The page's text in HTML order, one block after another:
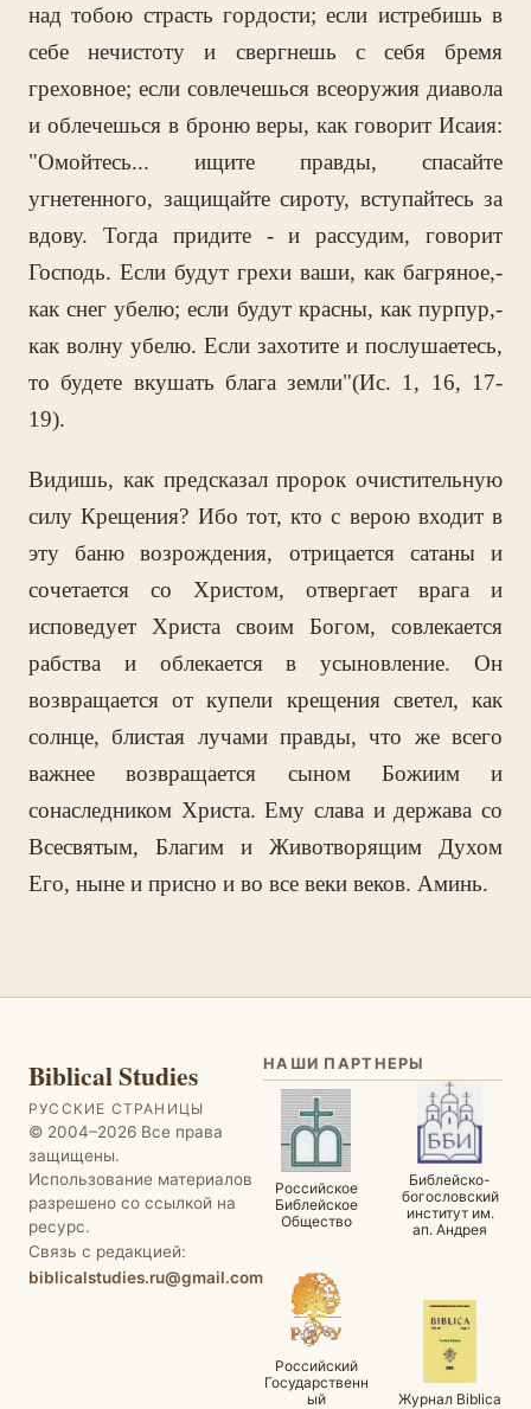
над тобою страсть гордости; если истребишь в
себе нечистоту и свергнешь с себя бремя
греховное; если совлечешься всеоружия диавола
и облечешься в броню веры, как говорит Исаия:
"Омойтесь... ищите правды, спасайте
угнетенного, защищайте сироту, вступайтесь за
вдову. Тогда придите - и рассудим, говорит
Господь. Если будут грехи ваши, как багряное,-
как снег убелю; если будут красны, как пурпур,-
как волну убелю. Если захотите и послушаетесь,
то будете вкушать блага земли"(Ис. 1, 16, 17-
19).
Видишь, как предсказал пророк очистительную
силу Крещения? Ибо тот, кто с верою входит в
эту баню возрождения, отрицается сатаны и
сочетается со Христом, отвергает врага и
исповедует Христа своим Богом, совлекается
рабства и облекается в усыновление. Он
возвращается от купели крещения светел, как
солнце, блистая лучами правды, что же всего
важнее возвращается сыном Божиим и
сонаследником Христа. Ему слава и держава со
Всесвятым, Благим и Животворящим Духом
Его, ныне и присно и во все веки веков. Аминь.
Biblical Studies
РУССКИЕ СТРАНИЦЫ
© 2004–2026 Все права
защищены.
Использование материалов
разрешено со ссылкой на
ресурс.
Связь с редакцией:
biblicalstudies.ru@gmail.com
НАШИ ПАРТНЕРЫ
Российское
Библейское
Общество
Библейско-
богословский
институт им.
ап. Андрея
Российский
Государственн
ый
Журнал Biblica